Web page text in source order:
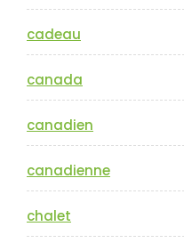
cadeau
canada
canadien
canadienne
chalet